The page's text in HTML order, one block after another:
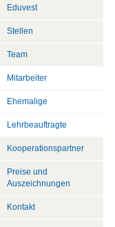
Eduvest
Stellen
Team
Mitarbeiter
Ehemalige
Lehrbeauftragte
Kooperationspartner
Preise und
Auszeichnungen
Kontakt